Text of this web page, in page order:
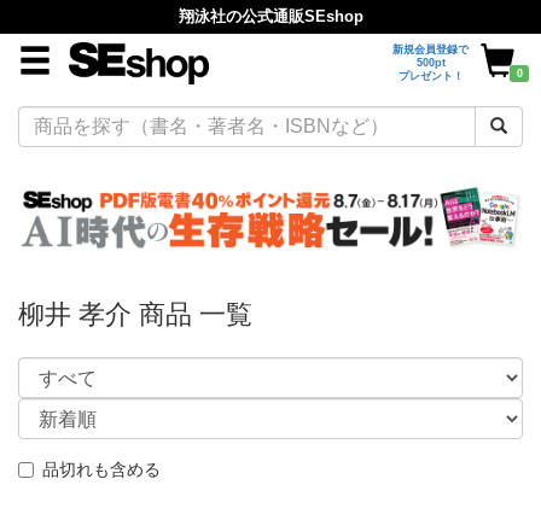
翔泳社の公式通販SEshop
新規会員登録で
500pt
プレゼント！
0
柳井 孝介 商品 一覧
品切れも含める